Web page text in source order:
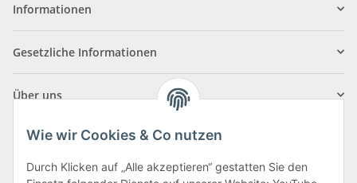
Informationen
Gesetzliche Informationen
Über uns
Wie wir Cookies & Co nutzen
Durch Klicken auf „Alle akzeptieren“ gestatten Sie den